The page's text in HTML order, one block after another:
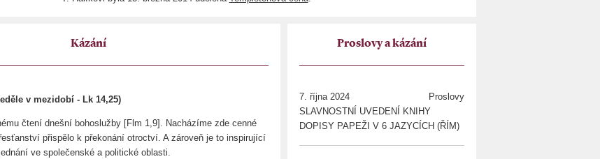
Kázání
v mezidobí - Lk 14,25)
čtení dnešní bohoslužby [Flm 1,9]. Nacházíme zde cenné
přispělo k překonání otroctví. A zároveň je to inspirující
ve společenské a politické oblasti.
Proslovy a kázání
7. října 2024
Proslovy
SLAVNOSTNÍ UVEDENÍ KNIHY
DOPISY PAPEŽI V 6 JAZYCÍCH (ŘÍM)